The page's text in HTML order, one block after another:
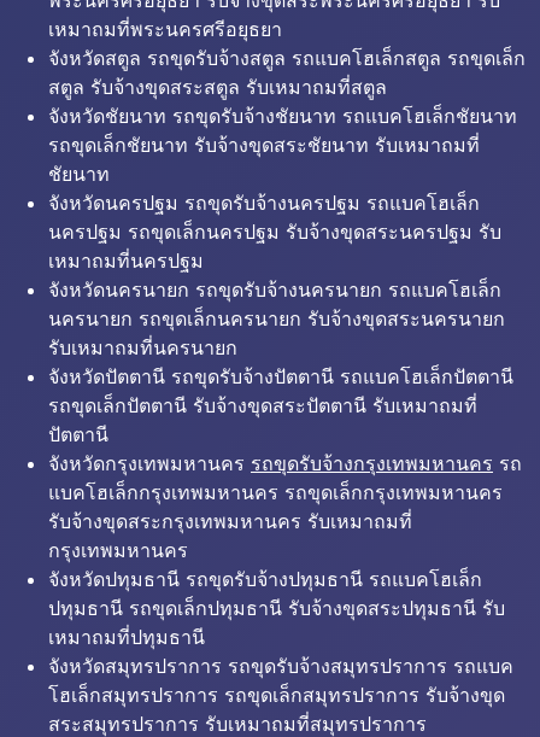
เหมาถมที่พระนครศรีอยุธยา
จังหวัดสตูล รถขุดรับจ้างสตูล รถแบคโฮเล็กสตูล รถขุดเล็ก
สตูล รับจ้างขุดสระสตูล รับเหมาถมที่สตูล
จังหวัดชัยนาท รถขุดรับจ้างชัยนาท รถแบคโฮเล็กชัยนาท
รถขุดเล็กชัยนาท รับจ้างขุดสระชัยนาท รับเหมาถมที่
ชัยนาท
จังหวัดนครปฐม รถขุดรับจ้างนครปฐม รถแบคโฮเล็ก
นครปฐม รถขุดเล็กนครปฐม รับจ้างขุดสระนครปฐม รับ
เหมาถมที่นครปฐม
จังหวัดนครนายก รถขุดรับจ้างนครนายก รถแบคโฮเล็ก
นครนายก รถขุดเล็กนครนายก รับจ้างขุดสระนครนายก
รับเหมาถมที่นครนายก
จังหวัดปัตตานี รถขุดรับจ้างปัตตานี รถแบคโฮเล็กปัตตานี
รถขุดเล็กปัตตานี รับจ้างขุดสระปัตตานี รับเหมาถมที่
ปัตตานี
จังหวัดกรุงเทพมหานคร รถขุดรับจ้างกรุงเทพมหานคร รถ
แบคโฮเล็กกรุงเทพมหานคร รถขุดเล็กกรุงเทพมหานคร
รับจ้างขุดสระกรุงเทพมหานคร รับเหมาถมที่
กรุงเทพมหานคร
จังหวัดปทุมธานี รถขุดรับจ้างปทุมธานี รถแบคโฮเล็ก
ปทุมธานี รถขุดเล็กปทุมธานี รับจ้างขุดสระปทุมธานี รับ
เหมาถมที่ปทุมธานี
จังหวัดสมุทรปราการ รถขุดรับจ้างสมุทรปราการ รถแบค
โฮเล็กสมุทรปราการ รถขุดเล็กสมุทรปราการ รับจ้างขุด
สระสมุทรปราการ รับเหมาถมที่สมุทรปราการ